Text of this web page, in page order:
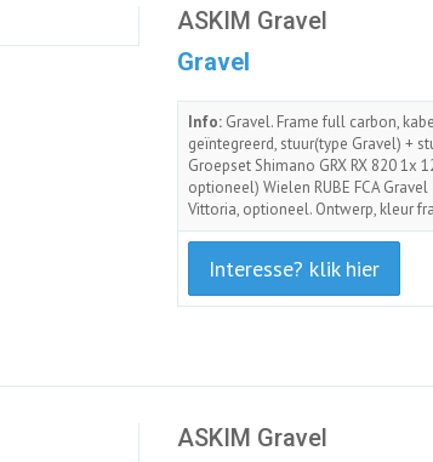
ASKIM Gravel
Gravel
Info:Gravel. Frame full carbon,
geïntegreerd, stuur(type Gravel) +
Groepset Shimano GRX RX 820 1x
optioneel) Wielen RUBE FCA
Vittoria, optioneel. Ontwerp, kleur
Interesse? klik hier
ASKIM Gravel